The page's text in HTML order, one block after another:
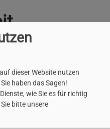
07.01.2026 erstellt.
Vereinbarkeit mit
in dieser
Selbstbewertung.
am 07.01.2026
dieser Website nutzen
haben das Sagen!
wie Sie es für richtig
bitte unsere